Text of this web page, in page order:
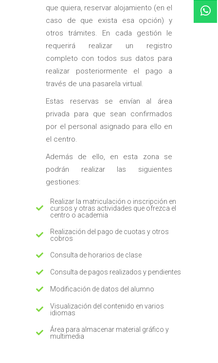
que quiera, reservar alojamiento (en el
caso de que exista esa opción) y
otros trámites. En cada gestión le
requerirá realizar un registro
completo con todos sus datos para
realizar posteriormente el pago a
través de una pasarela virtual.
Estas reservas se envían al área
privada para que sean confirmados
por el personal asignado para ello en
el centro.
Además de ello, en esta zona se
podrán realizar las siguientes
gestiones:
Realizar la matriculación o inscripción en
cursos y otras actividades que ofrezca el
centro o academia
Realización del pago de cuotas y otros
cobros
Consulta de horarios de clase
Consulta de pagos realizados y pendientes
Modificación de datos del alumno
Visualización del contenido en varios
idiomas
Área para almacenar material gráfico y
multimedia